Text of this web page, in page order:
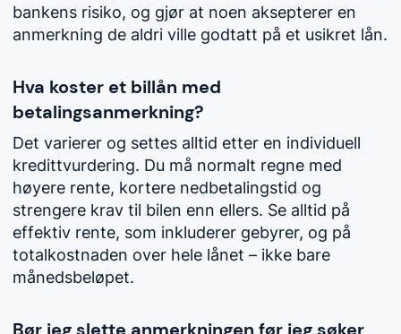
bankens risiko, og gjør at noen aksepterer en
anmerkning de aldri ville godtatt på et usikret lån.
Hva koster et billån med
betalingsanmerkning?
Det varierer og settes alltid etter en individuell
kredittvurdering. Du må normalt regne med
høyere rente, kortere nedbetalingstid og
strengere krav til bilen enn ellers. Se alltid på
effektiv rente, som inkluderer gebyrer, og på
totalkostnaden over hele lånet – ikke bare
månedsbeløpet.
Bør jeg slette anmerkningen før jeg søker